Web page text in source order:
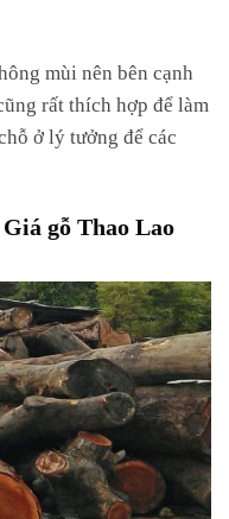
mùi nên bên cạnh
rất thích hợp để làm
ở lý tưởng để các
gỗ Thao Lao